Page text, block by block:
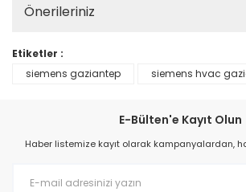
Önerileriniz
Etiketler :
siemens gaziantep
siemens hvac
E-Bülten'e Kayıt Olun
Haber listemize kayıt olarak kampanyalardan,